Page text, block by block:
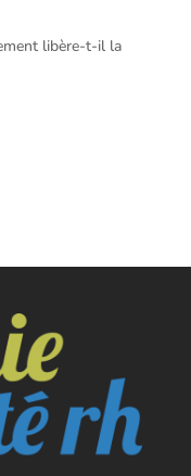
libère-t-il la